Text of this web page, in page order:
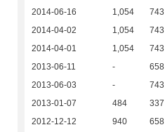
2014-06-16
1,054 743
2014-04-02
1,054 743
2014-04-01
1,054 743
2013-06-11
- 658
2013-06-03
- 743
2013-01-07
484 337
2012-12-12
940 658